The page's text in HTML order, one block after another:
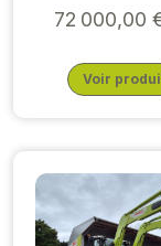
72 000,00
Voir